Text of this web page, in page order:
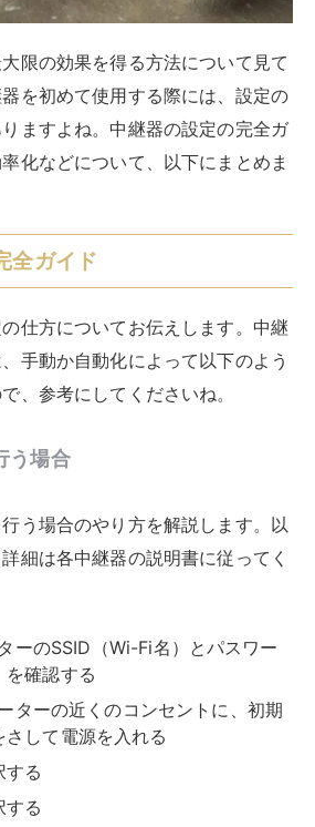
うに、手動設定の場合は暗号の入
かります。簡単に設定を行いたい
できる中継器を選びましょう。
設定を行う場合
一例なので、使用する機器の説明
。
ンを長押しする
点滅が終わって点灯になる
うに、WPSでの設定はボタンを押
べてかなり楽です。暗号キーなど